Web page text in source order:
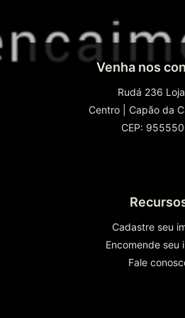
Venha nos
Rudá 236
Centro
Capão da
CEP:
Cadastre seu
Encomende seu
Fale